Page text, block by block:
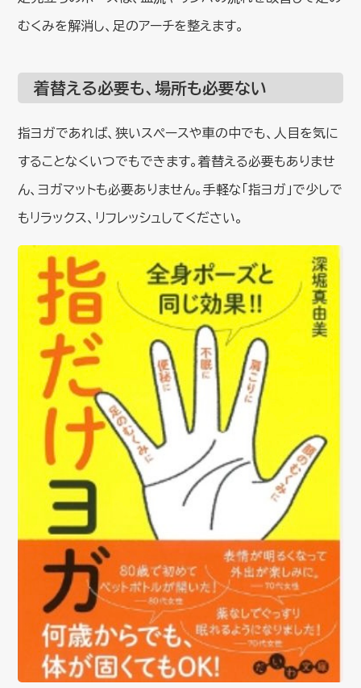
むくみを解消し、足のアーチを整えます。
着替える必要も、場所も必要ない
指ヨガであれば、狭いスペースや車の中でも、人目を気に
することなくいつでもできます。着替える必要もありませ
ん、ヨガマットも必要ありません。手軽な「指ヨガ」で少しで
もリラックス、リフレッシュしてください。